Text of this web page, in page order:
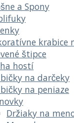
a Spony
krabice
štipce
hostí
na darčeky
na peniaze
Držiaky na